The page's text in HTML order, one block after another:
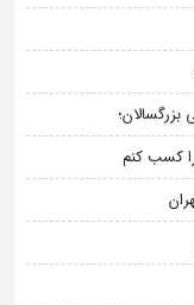
کسب کنم